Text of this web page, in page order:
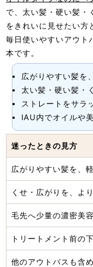
で、太い髪・硬い髪・
をきれいに見せたい方
毎日使いやすいアウト
本です。
広がりやすい髪を
太い髪・硬い髪・
ストレートをサラ
IAU内でオイルや
迷ったときの見方
広がりやすい髪を、
くせ・広がりを、よ
毛先へ少量の濃密美
トリートメント前の
他のアウトバスも含